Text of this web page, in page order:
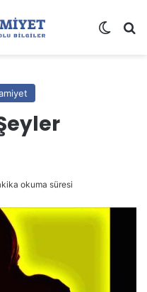
Dış
okuma süresi